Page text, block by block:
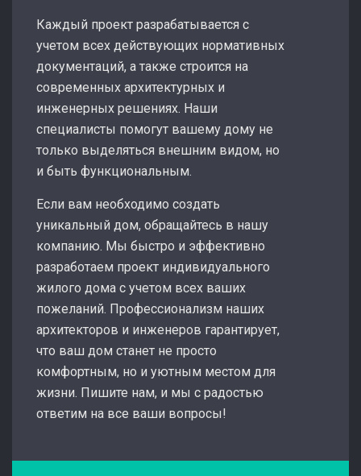
Каждый проект разрабатывается с
учетом всех действующих нормативных
документаций, а также строится на
современных архитектурных и
инженерных решениях. Наши
специалисты помогут вашему дому не
только выделяться внешним видом, но
и быть функциональным.
Если вам необходимо создать
уникальный дом, обращайтесь в нашу
компанию. Мы быстро и эффективно
разработаем проект индивидуального
жилого дома с учетом всех ваших
пожеланий. Профессионализм наших
архитекторов и инженеров гарантирует,
что ваш дом станет не просто
комфортным, но и уютным местом для
жизни. Пишите нам, и мы с радостью
ответим на все ваши вопросы!